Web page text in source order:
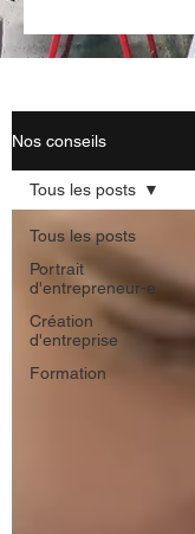
Nos conseils
Tous les posts
Portrait
d'entrepreneur-e
Création
d'entreprise
Formation
Tous les posts